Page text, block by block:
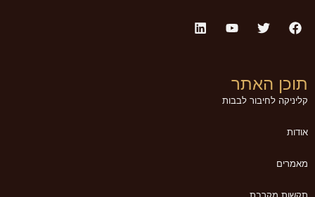
תוכן האתר
קליניקה לחיבור לבבות
אודות
מאמרים